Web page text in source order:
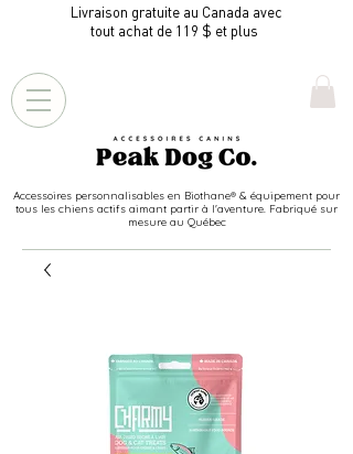
Livraison gratuite au Canada avec
tout achat de 119 $ et plus
Accessoires personnalisables en Biothane® & équipement pour
tous les chiens actifs aimant partir à l'aventure. Fabriqué sur
mesure au Québec